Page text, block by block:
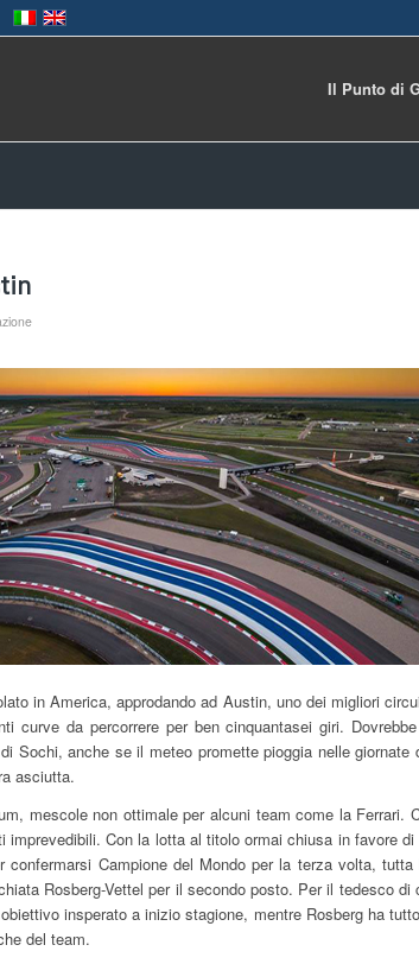
Il Punto di
in America, approdando ad Austin, uno dei migliori
curve da percorrere per ben cinquantasei giri.
Sochi, anche se il meteo promette pioggia nelle giornate
asciutta.
mescole non ottimale per alcuni team come la Ferrari.
imprevedibili. Con la lotta al titolo ormai chiusa in favore
Campione del Mondo per la terza volta, tutta
Rosberg-Vettel per il secondo posto. Per il tedesco di
insperato a inizio stagione, mentre Rosberg ha
del team.